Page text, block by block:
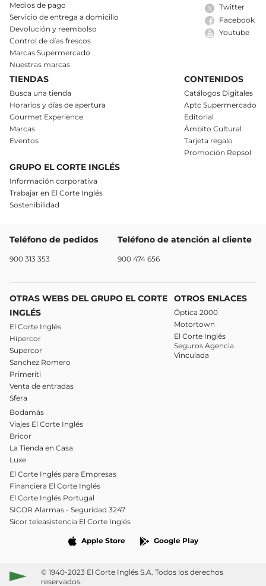
Medios de pago
Servicio de entrega a domicilio
Devolución y reembolso
Control de días frescos
Marcas Supermercado
Nuestras marcas
Twitter
Facebook
Youtube
TIENDAS
Busca una tienda
Horarios y días de apertura
Gourmet Experience
Marcas
Eventos
CONTENIDOS
Catálogos Digitales
Aptc Supermercado
Editorial
Ámbito Cultural
Tarjeta regalo
Promoción Repsol
GRUPO EL CORTE INGLÉS
Información corporativa
Trabajar en El Corte Inglés
Sostenibilidad
Teléfono de pedidos
900 313 353
Teléfono de atención al cliente
900 474 656
OTRAS WEBS DEL GRUPO EL CORTE
INGLÉS
El Corte Inglés
Hipercor
Supercor
Sanchez Romero
Primeriti
Venta de entradas
Sfera
Bodamás
Viajes El Corte Inglés
Bricor
La Tienda en Casa
Luxe
El Corte Inglés para Empresas
Financiera El Corte Inglés
El Corte Inglés Portugal
SICOR Alarmas - Seguridad 3247
Sicor teleasistencia El Corte Inglés
OTROS ENLACES
Óptica 2000
Motortown
El Corte Inglés
Seguros Agencia
Vinculada
Apple Store Google Play
© 1940-2023 El Corte Inglés S.A. Todos los derechos
reservados.